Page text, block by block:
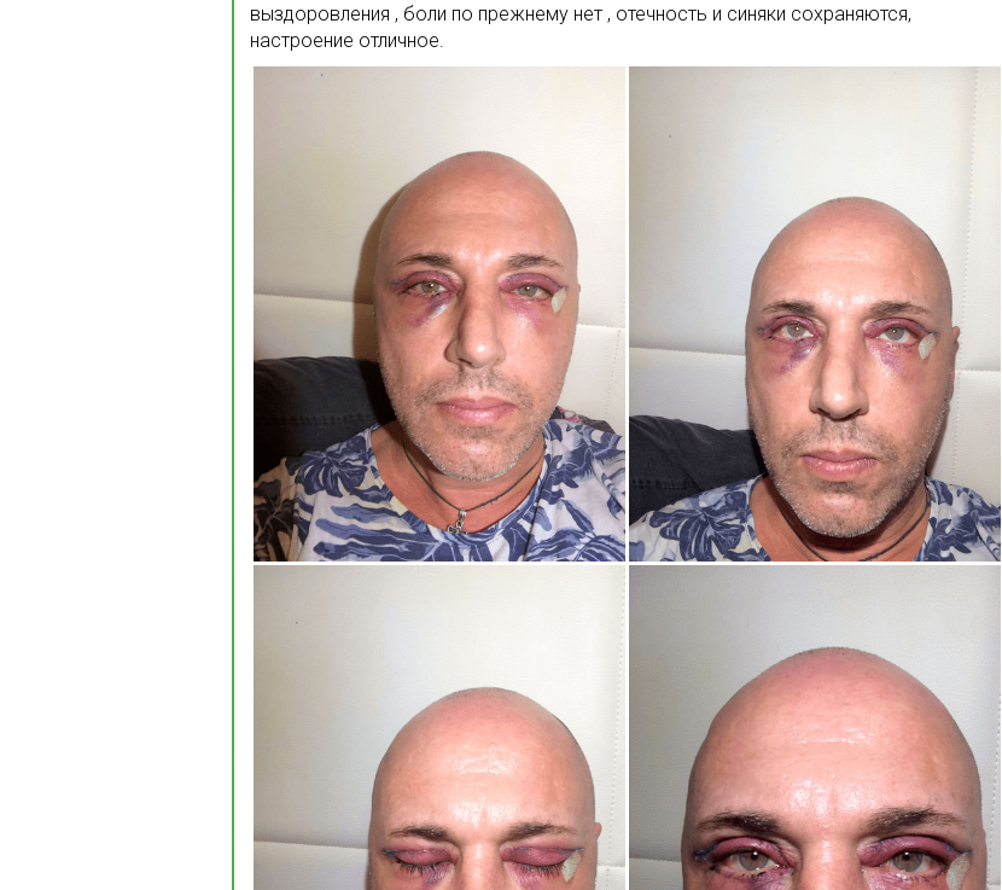
выздоровления , боли по прежнему нет , отечность и синяки сохраняются,
настроение отличное.